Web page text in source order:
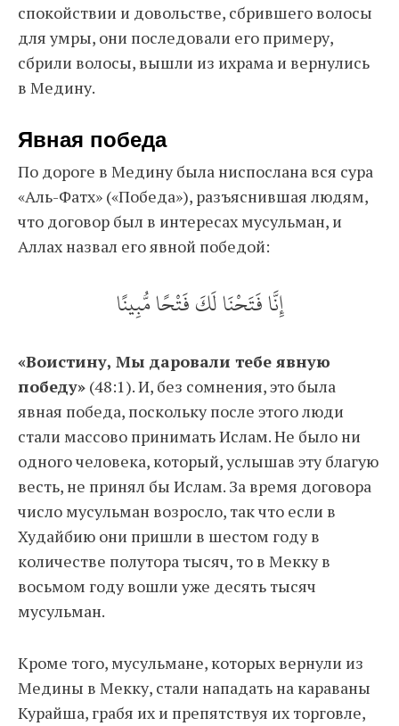
спокойствии и довольстве, сбрившего волосы
для умры, они последовали его примеру,
сбрили волосы, вышли из ихрама и вернулись
в Медину.
Явная победа
По дороге в Медину была ниспослана вся сура
«Аль-Фатх» («Победа»), разъяснившая людям,
что договор был в интересах мусульман, и
Аллах назвал его явной победой:
إِنَّا فَتَحْنَا لَكَ فَتْحًا مُّبِينًا
«Воистину, Мы даровали тебе явную
победу» (48:1). И, без сомнения, это была
явная победа, поскольку после этого люди
стали массово принимать Ислам. Не было ни
одного человека, который, услышав эту благую
весть, не принял бы Ислам. За время договора
число мусульман возросло, так что если в
Худайбию они пришли в шестом году в
количестве полутора тысяч, то в Мекку в
восьмом году вошли уже десять тысяч
мусульман.
Кроме того, мусульмане, которых вернули из
Медины в Мекку, стали нападать на караваны
Курайша, грабя их и препятствуя их торговле,